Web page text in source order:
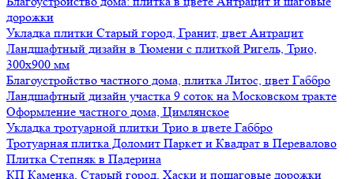
дорожки
Укладка плитки Старый город, Гранит, цвет Антрацит
Ландшафтный дизайн в Тюмени с плиткой Ригель, Трио,
300х900 мм
Благоустройство частного дома, плитка Литос, цвет Габбро
Ландшафтный дизайн участка 9 соток на Московском тракте
Оформление частного дома, Цимлянское
Укладка тротуарной плитки Трио в цвете Габбро
Тротуарная плитка Доломит Паркет и Квадрат в Перевалово
Плитка Степняк в Падерина
КП Каменка, Старый город, Хаски и пошаговые дорожки